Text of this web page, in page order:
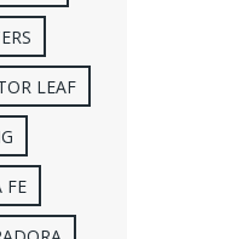
LEAF
FE